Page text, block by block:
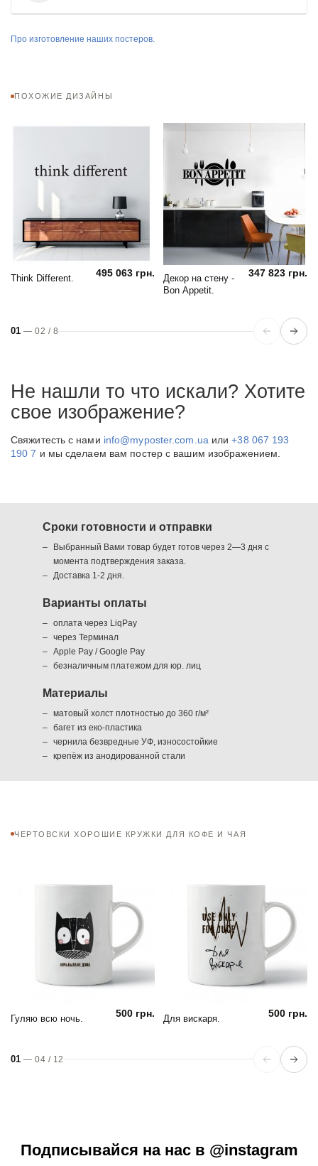
Про изготовление наших постеров.
ПОХОЖИЕ ДИЗАЙНЫ
Think Different. 495 063 грн.
Декор на стену -
Bon Appetit.
347 823 грн.
01 —02 / 8
Не нашли то что искали? Хотите
свое изображение?
Свяжитесть с нами info@myposter.com.ua или+38 067 193
190 7 и мы сделаем вам постер с вашим изображением.
Сроки готовности и отправки
Выбранный Вами товар будет готов через 2—3 дня с
момента подтверждения заказа.
Доставка 1-2 дня.
Варианты оплаты
оплата через LiqPay
через Терминал
Apple Pay / Google Pay
безналичным платежом для юр. лиц
Материалы
матовый холст плотностью до 360 г/м²
багет из еко-пластика
чернила безвредные УФ, износостойкие
крепёж из анодированной стали
ЧЕРТОВСКИ ХОРОШИЕ КРУЖКИ ДЛЯ КОФЕ И ЧАЯ
Гуляю всю ночь. 500 грн. Для вискаря. 500 грн.
01 —04 / 12
Подписывайся на нас в @instagram